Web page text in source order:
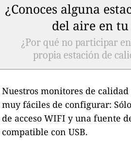
¿Conoces alguna
del aire en tu
¿Por qué no participar
propia estación de
Nuestros monitores de
muy fáciles de configurar:
de acceso WIFI y una fuente
compatible con USB.